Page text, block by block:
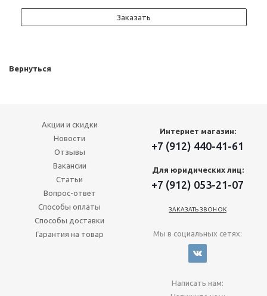
Заказать
Вернуться
Акции и скидки
Новости
Отзывы
Вакансии
Статьи
Вопрос-ответ
Способы оплаты
Способы доставки
Гарантия на товар
Интернет магазин:
+7 (912) 440-41-61
Для юридических лиц:
+7 (912) 053-21-07
ЗАКАЗАТЬ ЗВОНОК
Мы в социальных сетях:
Написать нам: